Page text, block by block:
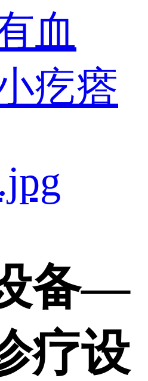
血
疙瘩
备—
疗设